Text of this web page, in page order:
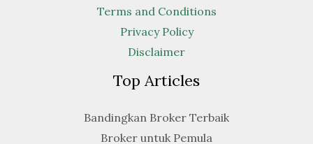
Terms and Conditions
Privacy Policy
Disclaimer
Top Articles
Bandingkan Broker Terbaik
Broker untuk Pemula